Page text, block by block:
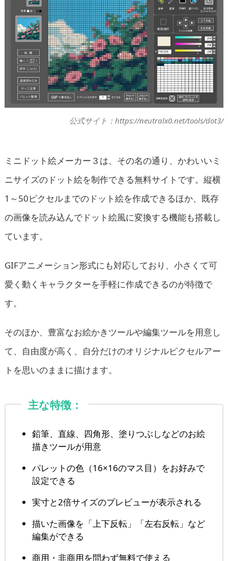
公式サイト：https://neutralx0.net/tools/dot3/
ミニドット絵メーカー３は、その名の通り、かわいいミ
ニサイズのドット絵を制作できる無料サイトです。縦横
1～50ピクセルまでのドット絵を作成できるほか、既存
の画像を読み込んでドット絵風に変換する機能も搭載し
ています。
GIFアニメーション形式にも対応しており、小さくて可
愛く動くキャラクターを手軽に作成できるのが特徴で
す。
そのほか、豊富なお絵かきツールや編集ツールを用意し
て、自由度が高く、自分だけのオリジナルピクセルアー
トを思いのままに描けます。
主な特徴：
鉛筆、直線、四角形、塗りつぶしなどのお絵
描きツールが用意
パレットの色（16×16のマス目）をお好みで
設定できる
実寸と2倍サイズのプレビューが表示される
描いた画像を「上下反転」「左右反転」など
編集ができる
商用・非商用を問わず無料で使える